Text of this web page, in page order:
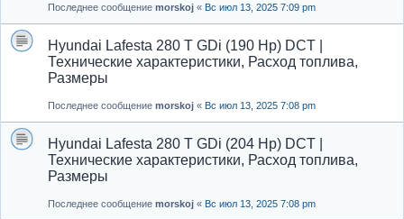
Последнее сообщение morskoj « Вс июл 13, 2025 7:09 pm
Hyundai Lafesta 280 T GDi (190 Hp) DCT |
Технические характеристики, Расход топлива,
Размеры
Последнее сообщение morskoj « Вс июл 13, 2025 7:08 pm
Hyundai Lafesta 280 T GDi (204 Hp) DCT |
Технические характеристики, Расход топлива,
Размеры
Последнее сообщение morskoj « Вс июл 13, 2025 7:08 pm